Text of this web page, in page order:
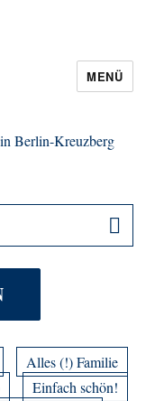
in
MENÜ
Alles (!) Familie
Einfach schön!